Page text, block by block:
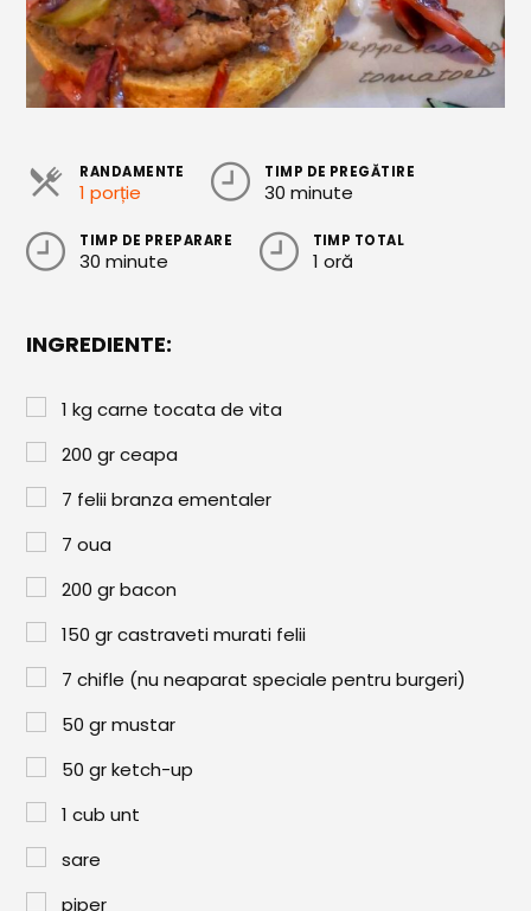
Plăcinte, Tarte și Rulade
Prăjituri
Conserve
Sirop / Compot
Garnituri
Pâine
Paste & Risotto
Patiserie
Aluaturi Dulci
Aluaturi Sărate
Pizza
Rețete cu Carne
Rețete Vegetariene
Salate
RANDAMENTE
1 porție
TIMP DE PREGĂTIRE
30 minute
TIMP DE PREPARARE
30 minute
TIMP TOTAL
1 oră
INGREDIENTE:
1 kg carne tocata de vita
200 gr ceapa
7 felii branza ementaler
7 oua
200 gr bacon
150 gr castraveti murati felii
7 chifle (nu neaparat speciale pentru burgeri)
50 gr mustar
50 gr ketch-up
1 cub unt
sare
piper